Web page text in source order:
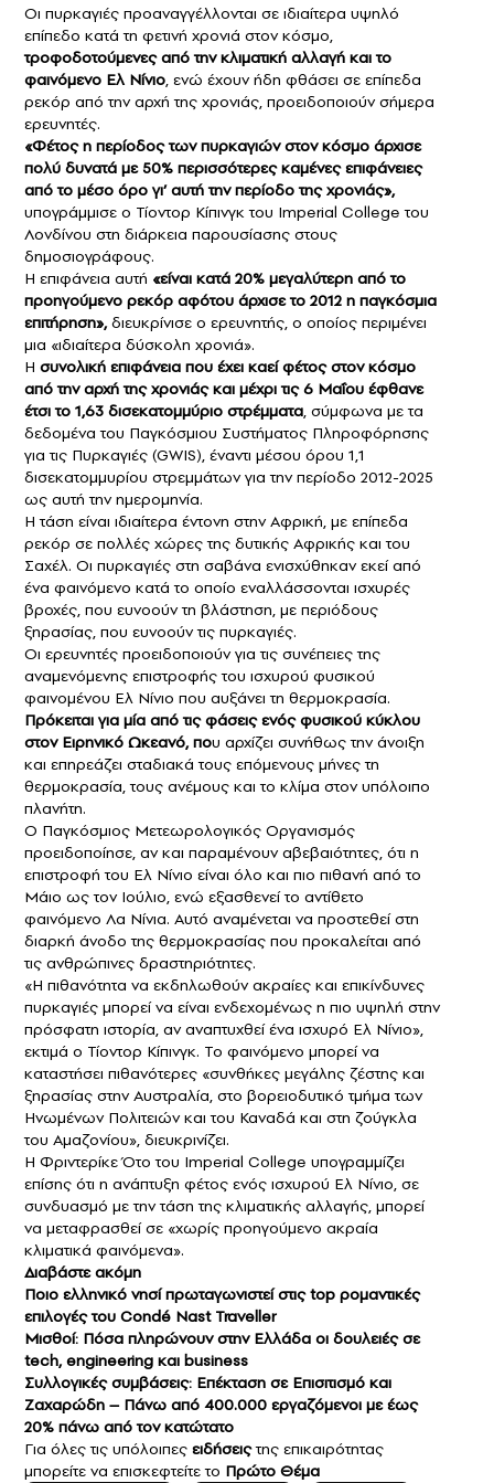
Οι πυρκαγιές προαναγγέλλονται σε ιδιαίτερα υψηλό
επίπεδο κατά τη φετινή χρονιά στον κόσμο,
τροφοδοτούμενες από τηνκλιματική αλλαγή και το
φαινόμενο Ελ Νίνιο, ενώ έχουν ήδη φθάσει σε επίπεδα
ρεκόρ από την αρχή της χρονιάς, προειδοποιούν σήμερα
ερευνητές.
«Φέτος η περίοδος τωνπυρκαγιώνστον κόσμο άρχισε
πολύ δυνατά με 50% περισσότερες καμένες επιφάνειες
από το μέσο όρο γι’ αυτή την περίοδο της χρονιάς»,
υπογράμμισε ο Τίοντορ Κίπινγκ του Imperial College του
Λονδίνου στη διάρκεια παρουσίασης στους
δημοσιογράφους.
Η επιφάνεια αυτή «είναι κατά 20% μεγαλύτερη από το
προηγούμενο ρεκόρ αφότου άρχισε το 2012 η παγκόσμια
επιτήρηση»,διευκρίνισε ο ερευνητής, ο οποίος περιμένει
μια «ιδιαίτερα δύσκολη χρονιά».
Η συνολική επιφάνεια που έχει καεί φέτος στον κόσμο
από την αρχή της χρονιάς και μέχρι τις 6 Μαΐου έφθανε
έτσι το 1,63 δισεκατομμύριο στρέμματα, σύμφωνα με τα
δεδομένα του Παγκόσμιου Συστήματος Πληροφόρησης
για τις Πυρκαγιές (GWIS), έναντι μέσου όρου 1,1
δισεκατομμυρίου στρεμμάτων για την περίοδο 2012-2025
ως αυτή την ημερομηνία.
Η τάση είναι ιδιαίτερα έντονη στην Αφρική, με επίπεδα
ρεκόρ σε πολλές χώρες της δυτικής Αφρικής και του
Σαχέλ. Οι πυρκαγιές στη σαβάνα ενισχύθηκαν εκεί από
ένα φαινόμενο κατά το οποίο εναλλάσσονται ισχυρές
βροχές, που ευνοούν τη βλάστηση, με περιόδους
ξηρασίας, που ευνοούν τις πυρκαγιές.
Οι ερευνητές προειδοποιούν για τις συνέπειες της
αναμενόμενης επιστροφής του ισχυρού φυσικού
φαινομένου Ελ Νίνιο που αυξάνει τη θερμοκρασία.
Πρόκειται για μία από τις φάσεις ενός φυσικού κύκλου
στον Ειρηνικό Ωκεανό, που αρχίζει συνήθως την άνοιξη
και επηρεάζει σταδιακά τους επόμενους μήνες τη
θερμοκρασία, τους ανέμους και το κλίμα στον υπόλοιπο
πλανήτη.
Ο Παγκόσμιος Μετεωρολογικός Οργανισμός
προειδοποίησε, αν και παραμένουν αβεβαιότητες, ότι η
επιστροφή του Ελ Νίνιο είναι όλο και πιο πιθανή από το
Μάιο ως τον Ιούλιο, ενώ εξασθενεί το αντίθετο
φαινόμενο Λα Νίνια. Αυτό αναμένεται να προστεθεί στη
διαρκή άνοδο της θερμοκρασίας που προκαλείται από
τις ανθρώπινες δραστηριότητες.
«Η πιθανότητα να εκδηλωθούν ακραίες και επικίνδυνες
πυρκαγιές μπορεί να είναι ενδεχομένως η πιο υψηλή στην
πρόσφατη ιστορία, αν αναπτυχθεί ένα ισχυρό Ελ Νίνιο»,
εκτιμά ο Τίοντορ Κίπινγκ. Το φαινόμενο μπορεί να
καταστήσει πιθανότερες «συνθήκες μεγάλης ζέστης και
ξηρασίας στην Αυστραλία, στο βορειοδυτικό τμήμα των
Ηνωμένων Πολιτειών και του Καναδά και στη ζούγκλα
του Αμαζονίου», διευκρινίζει.
Η Φριντερίκε Ότο του Imperial College υπογραμμίζει
επίσης ότι η ανάπτυξη φέτος ενός ισχυρού Ελ Νίνιο, σε
συνδυασμό με την τάση της κλιματικής αλλαγής, μπορεί
να μεταφρασθεί σε «χωρίς προηγούμενο ακραία
κλιματικά φαινόμενα».
Διαβάστε ακόμη
Ποιο ελληνικό νησί πρωταγωνιστεί στις top ρομαντικές
επιλογές του Condé Nast Traveller
Μισθοί: Πόσα πληρώνουν στην Ελλάδα οι δουλειές σε
tech, engineering και business
Συλλογικές συμβάσεις: Επέκταση σε Επισιτισμό και
Ζαχαρώδη – Πάνω από 400.000 εργαζόμενοι με έως
20% πάνω από τον κατώτατο
Για όλες τις υπόλοιπες ειδήσειςτης επικαιρότητας
μπορείτε να επισκεφτείτε το Πρώτο Θέμα